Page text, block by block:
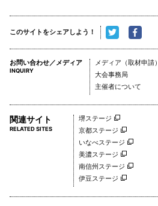
このサイトをシェアしよう！
お問い合わせ／メディア
INQUIRY
メディア（取材申請）
大会事務局
主催者について
関連サイト
RELATED SITES
堺ステージ
京都ステージ
いなべステージ
美濃ステージ
南信州ステージ
伊豆ステージ